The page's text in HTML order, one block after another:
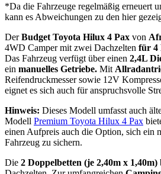
*Da die Fahrzeuge regelmäßig erneuert
kann es Abweichungen zu den hier
DerBudget Toyota Hilux 4 Pax von
4WD Camper mit zwei Dachzelten für 4
Das Fahrzeug verfügt über einen 2,4L
ein manuelles Getriebe. Mit
Reifendruckmesser sowie 12V
eignet es sich auch für anspruchsvolle
Hinweis: Dieses Modell umfasst auch
Modell Premium Toyota Hilux 4 Pax
einen Aufpreis auch die Option, sich ein
Fahrzeug zu sichern.
Die 2 Doppelbetten (je 2,40m x 1,40m)